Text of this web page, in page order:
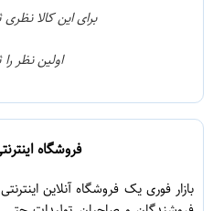
برای این کالا
اولین نظر
فروشگاه
بازار فوری یک فروشگاه آنلاین